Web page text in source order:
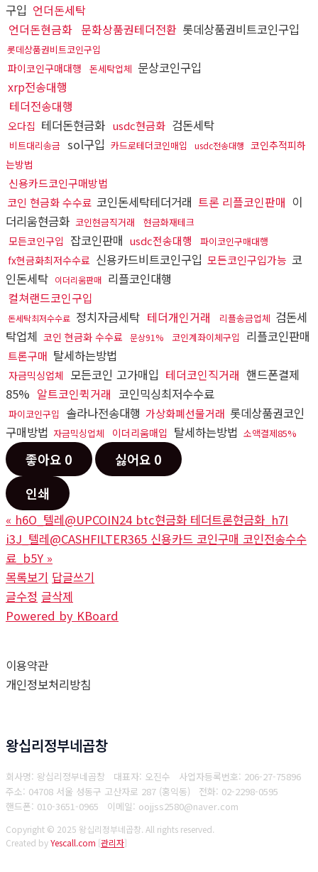
구입 언더돈세탁
언더돈현금화 문화상품권테더전환 롯데상품권비트코인구입
롯데상품권비트코인구입
파이코인구매대행 돈세탁업체 문상코인구입
xrp전송대행
테더전송대행
오다집 테더돈현금화 usdc현금화 검돈세탁
비트대리송금 sol구입 카드로테더코인매입 usdc전송대행 코인추적피하
는방법
신용카드코인구매방법
코인 현금화 수수료 코인돈세탁테더거래 트론 리플코인판매 이
더리움현금화 코인현금직거래 현금화재테크
모든코인구입 잡코인판매 usdc전송대행 파이코인구매대행
fx현금화최저수수료 신용카드비트코인구입 모든코인구입가능 코
인돈세탁 이더리움판매 리플코인대행
컬쳐랜드코인구입
돈세탁최저수수료 정치자금세탁 테더개인거래 리플송금업체 검돈세
탁업체 코인 현금화 수수료 문상91% 코인계좌이체구입 리플코인판매
트론구매 탈세하는방법
자금믹싱업체 모든코인 고가매입 테더코인직거래 핸드폰결제
85% 알트코인퀵거래 코인믹싱최저수수료
파이코인구입 솔라나전송대행 가상화폐선물거래 롯데상품권코인
구매방법 자금믹싱업체 이더리움매입 탈세하는방법 소액결제85%
좋아요 0 싫어요 0
인쇄
« h6O_텔레@UPCOIN24 btc현금화 테더트론현금화_h7I
i3J_텔레@CASHFILTER365 신용카드 코인구매 코인전송수수
료_b5Y »
목록보기 답글쓰기
글수정 글삭제
Powered by KBoard
이용약관
개인정보처리방침
왕십리정부네곱창
회사명: 왕십리정부네곱창 대표자: 오진수 사업자등록번호: 206-27-75896
주소: 04708 서울 성동구 고산자로 287 (홍익동) 전화: 02-2298-0595
핸드폰: 010-3651-0965
이메일: oojjss2580@naver.com
Copyright © 2025 왕십리정부네곱창. All rights reserved.
Created byYescall.com [관리자]